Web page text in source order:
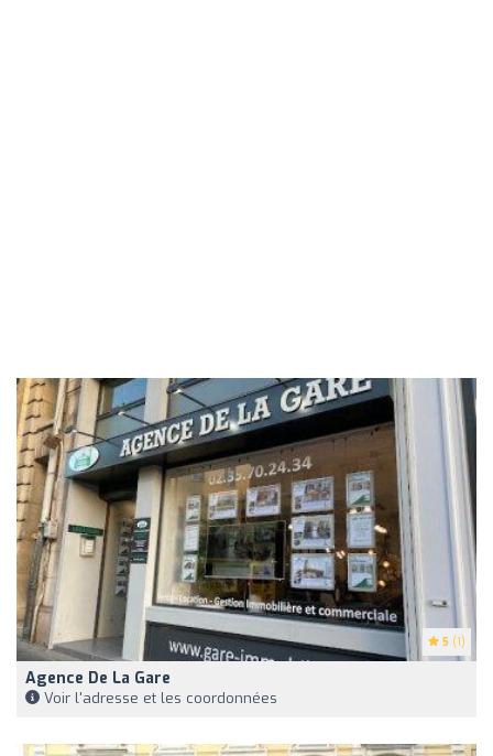
5 (1)
Agence De La Gare
Voir l'adresse et les coordonnées